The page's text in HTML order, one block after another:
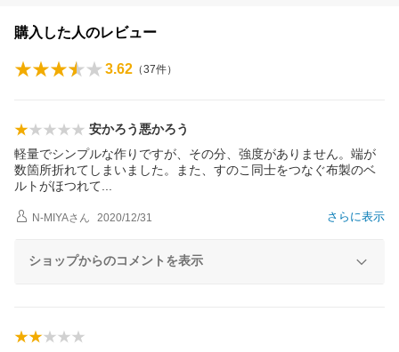
購入した人のレビュー
3.62 （37件）
安かろう悪かろう
軽量でシンプルな作りですが、その分、強度がありません。端が
数箇所折れてしまいました。また、すのこ同士をつなぐ布製のベ
ルトがほつれて
さらに表示
N-MIYAさん 2020/12/31
ショップからのコメントを表示